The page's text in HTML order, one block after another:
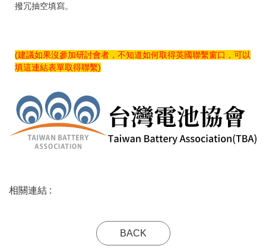
撥冗抽空填寫。
(建議如果沒參加研討會者，不知道如何取得英國聯繫窗口，可以
填這連結表單取得聯繫)
相關連結 :
BACK